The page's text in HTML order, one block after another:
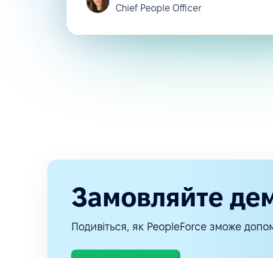
Chief People Officer
Замовляйте
Подивіться, як PeopleForce зможе